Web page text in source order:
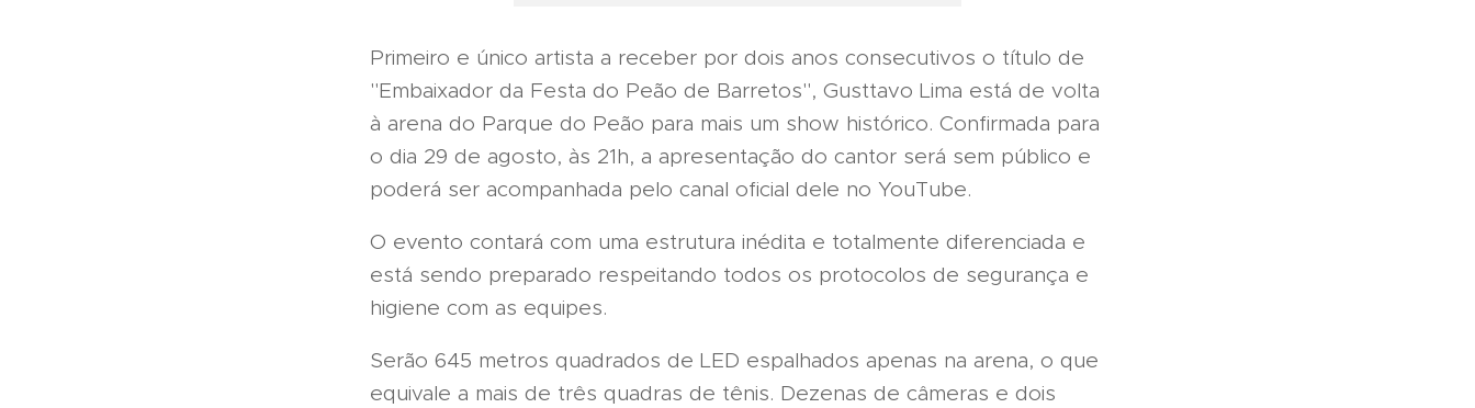
Primeiro e único artista a receber por dois anos consecutivos o título de
"Embaixador da Festa do Peão de Barretos", Gusttavo Lima está de volta
à arena do Parque do Peão para mais um show histórico. Confirmada para
o dia 29 de agosto, às 21h, a apresentação do cantor será sem público e
poderá ser acompanhada pelo canal oficial dele no YouTube.
O evento contará com uma estrutura inédita e totalmente diferenciada e
está sendo preparado respeitando todos os protocolos de segurança e
higiene com as equipes.
Serão 645 metros quadrados de LED espalhados apenas na arena, o que
equivale a mais de três quadras de tênis. Dezenas de câmeras e dois